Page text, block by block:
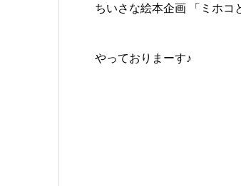
ちいさな絵本企画 「ミホコ
やっておりまーす♪